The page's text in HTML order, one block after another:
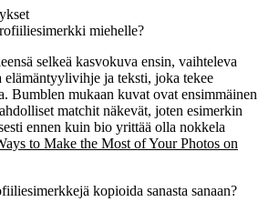
miehelle?
selkeä kasvokuva ensin, vaihteleva
ja teksti, joka tekee
Bumblen mukaan kuvat ovat ensimmäinen
matchit näkevät, joten esimerkin
ennen kuin bio yrittää olla nokkela
to Make the Most of Your Photos on
kopioida sanasta sanaan?